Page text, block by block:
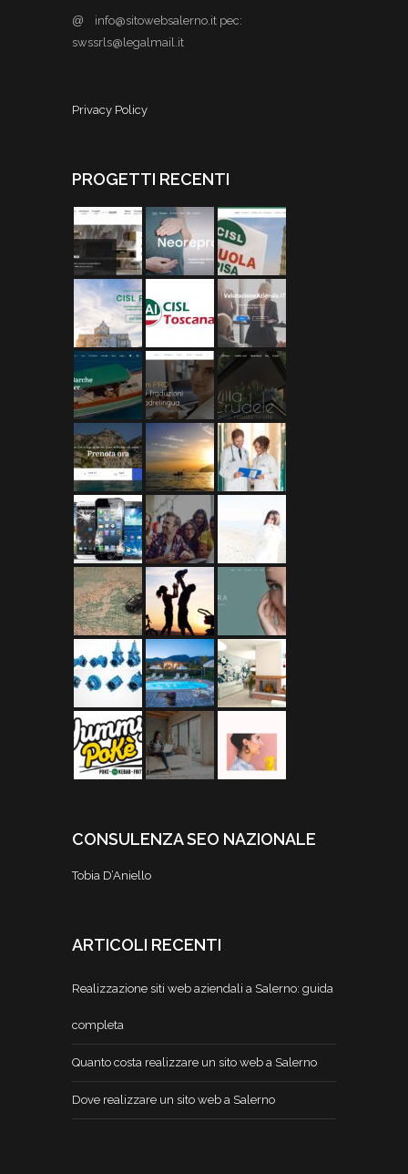
@
info@sitowebsalerno.it pec:
swssrls@legalmail.it
Privacy Policy
PROGETTI RECENTI
CONSULENZA SEO NAZIONALE
Tobia D’Aniello
ARTICOLI RECENTI
Realizzazione siti web aziendali a Salerno: guida
completa
Quanto costa realizzare un sito web a Salerno
Dove realizzare un sito web a Salerno